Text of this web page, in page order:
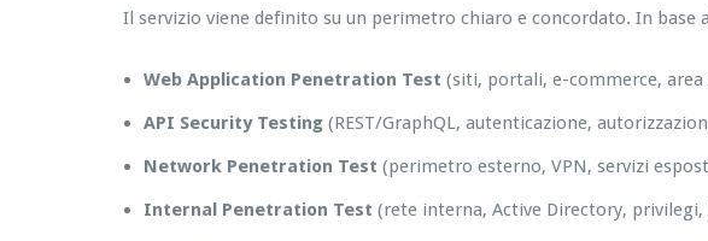
Il servizio viene definito su un perimetro chiaro e concordato. In base
Web Application Penetration Test (siti, portali, e-commerce, area
API Security Testing (REST/GraphQL, autenticazione,
Network Penetration Test (perimetro esterno, VPN, servizi
Internal Penetration Test (rete interna, Active Directory,